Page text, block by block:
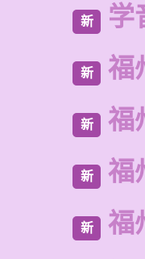
新 学
新 福
新 福
新 福
新 福